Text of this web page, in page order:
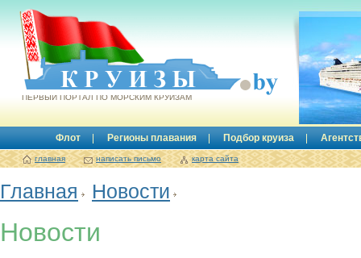
Круизы.by
ПЕРВЫЙ ПОРТАЛ ПО МОРСКИМ КРУИЗАМ
Флот Регионы плавания Подбор круиза
главная написать письмо карта сайта
Главная Новости
Новости